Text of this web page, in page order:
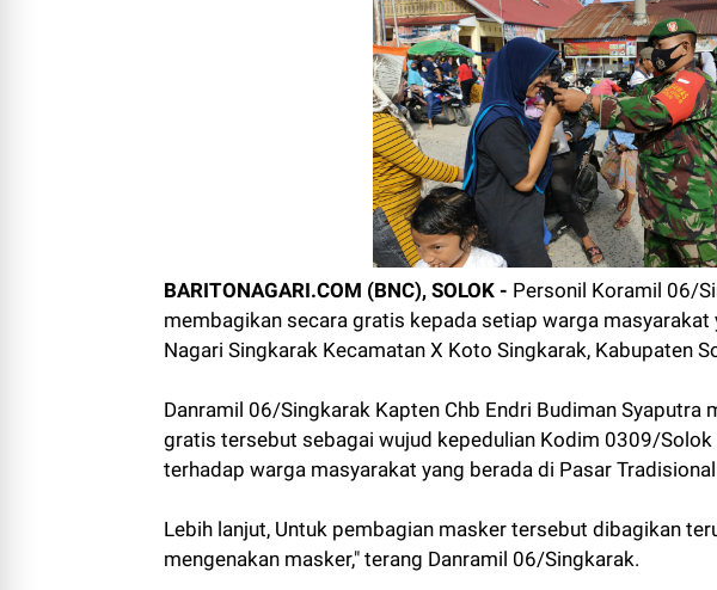
BARITONAGARI.COM (BNC), SOLOK - Personil Koramil 06/
membagikan secara gratis kepada setiap warga masyarakat
Nagari Singkarak Kecamatan X Koto Singkarak, Kabupaten
Danramil 06/Singkarak Kapten Chb Endri Budiman Syaputra
gratis tersebut sebagai wujud kepedulian Kodim 0309/
terhadap warga masyarakat yang berada di Pasar
Lebih lanjut, Untuk pembagian masker tersebut dibagikan
mengenakan masker," terang Danramil 06/Singkarak.